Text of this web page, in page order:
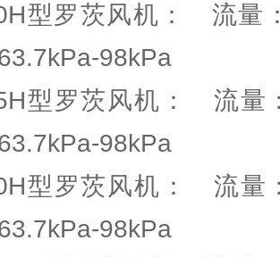
型罗茨风机： 流
98kPa
型罗茨风机： 流量
98kPa
型罗茨风机： 流量
98kPa